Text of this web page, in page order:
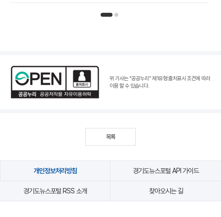
위 기사는 "공공누리"제1유형:출처표시 조건에 따라
이용 할 수 있습니다.
목록
개인정보처리방침 경기도뉴스포털 API 가이드
경기도뉴스포털 RSS 소개 찾아오시는 길